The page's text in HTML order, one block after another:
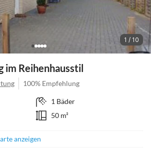
1 / 10
im Reihenhausstil
100% Empfehlung
1 Bäder
50 m²
anzeigen